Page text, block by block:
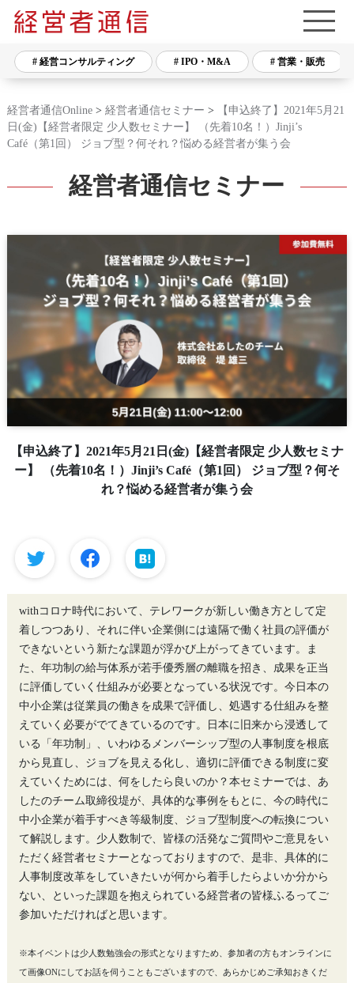
# 経営コンサルティング # IPO・M&A # 営業・販売
経営者通信Online> 経営者通信セミナー >
【申込終了】2021年5月21
日(金)【経営者限定 少人数セミナー】 （先着10名！）Jinji’s
Café（第1回） ジョブ型？何それ？悩める経営者が集う会
経営者通信セミナー
【申込終了】2021年5月21日(金)【経営者限定 少人数セミナ
ー】 （先着10名！）Jinji’s Café（第1回） ジョブ型？何そ
れ？悩める経営者が集う会
withコロナ時代において、テレワークが新しい働き方として定
着しつつあり、それに伴い企業側には遠隔で働く社員の評価が
できないという新たな課題が浮かび上がってきています。ま
た、年功制の給与体系が若手優秀層の離職を招き、成果を正当
に評価していく仕組みが必要となっている状況です。今日本の
中小企業は従業員の働きを成果で評価し、処遇する仕組みを整
えていく必要がでてきているのです。日本に旧来から浸透して
いる「年功制」、いわゆるメンバーシップ型の人事制度を根底
から見直し、ジョブを見える化し、適切に評価できる制度に変
えていくためには、何をしたら良いのか？本セミナーでは、あ
したのチーム取締役堤が、具体的な事例をもとに、今の時代に
中小企業が着手すべき等級制度、ジョブ型制度への転換につい
て解説します。少人数制で、皆様の活発なご質問やご意見をい
ただく経営者セミナーとなっておりますので、是非、具体的に
人事制度改革をしていきたいが何から着手したらよいか分から
ない、といった課題を抱えられている経営者の皆様ふるってご
参加いただければと思います。
※本イベントは少人数勉強会の形式となりますため、参加者の方もオンラインに
て画像ONにしてお話を伺うこともございますので、あらかじめご承知おきくだ